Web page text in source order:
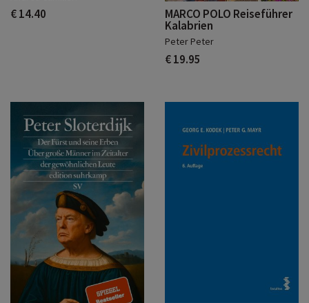
€ 14.40 MARCO POLO Reiseführer
Kalabrien
Peter Peter
€ 19.95